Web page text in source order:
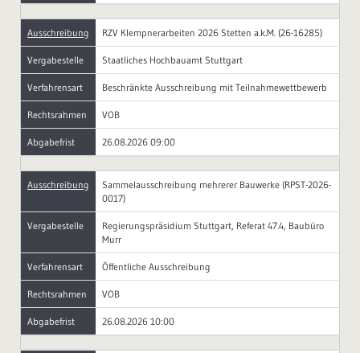
Ausschreibung RZV Klempnerarbeiten 2026 Stetten a.k.M. (26-16285)
Vergabestelle Staatliches Hochbauamt Stuttgart
Verfahrensart Beschränkte Ausschreibung mit Teilnahmewettbewerb
Rechtsrahmen VOB
Abgabefrist 26.08.2026 09:00
Ausschreibung
Sammelausschreibung mehrerer Bauwerke (RPST-2026-
0017)
Vergabestelle
Regierungspräsidium Stuttgart, Referat 47.4, Baubüro
Murr
Verfahrensart Öffentliche Ausschreibung
Rechtsrahmen VOB
Abgabefrist 26.08.2026 10:00